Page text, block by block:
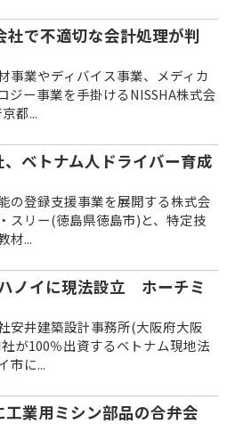
社で不適切な会計処理が判
事業やディバイス事業、メディカ
ジー事業を手掛けるNISSHA株式会
都...
ベトナム人ドライバー育成
の登録支援事業を展開する株式会
スリー(徳島県徳島市)と、特定技
材...
ノイに現法設立 ホーチミ
安井建築設計事務所(大阪府大阪
が100％出資するベトナム現地法
市に...
工業用ミシン部品の合弁会